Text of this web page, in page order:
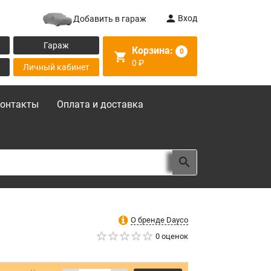
Добавить в гараж Вход
Гараж
Личный кабинет
Корзина: 0
0 ₽
Оплата и доставка
О бренде Dayco
0 оценок